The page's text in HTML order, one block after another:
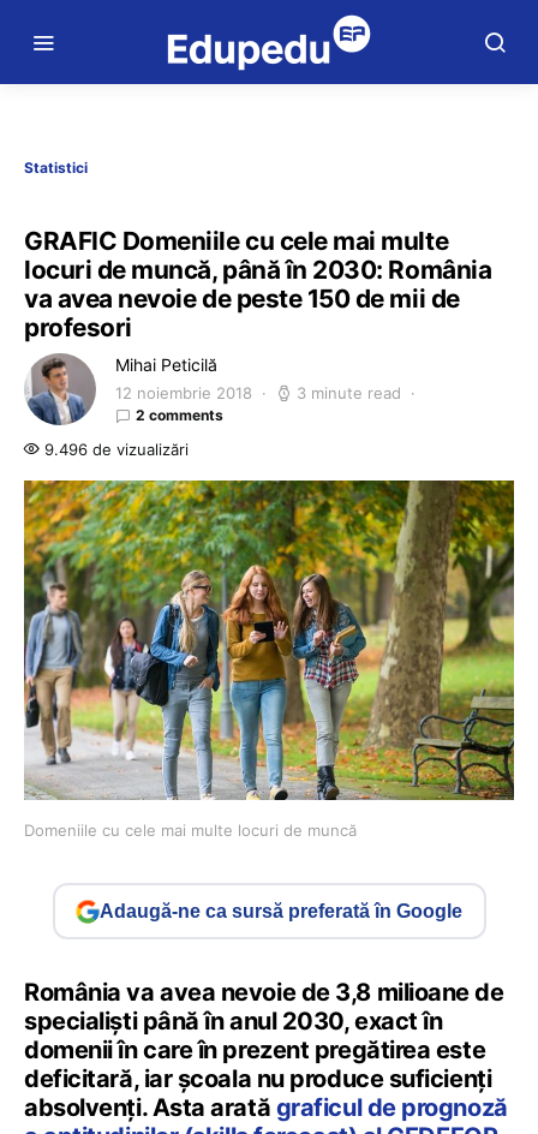
Statistici
GRAFIC Domeniile cu cele mai multe
locuri de muncă, până în 2030: România
va avea nevoie de peste 150 de mii de
profesori
Mihai Peticilă
12 noiembrie 2018 3 minute read
2 comments
9.496 de vizualizări
Domeniile cu cele mai multe locuri de muncă
Adaugă-ne ca sursă preferată în Google
România va avea nevoie de 3,8 milioane de
specialişti până în anul 2030, exact în
domenii în care în prezent pregătirea este
deficitară, iar şcoala nu produce suficienţi
absolvenţi. Asta arată graficul de prognoză